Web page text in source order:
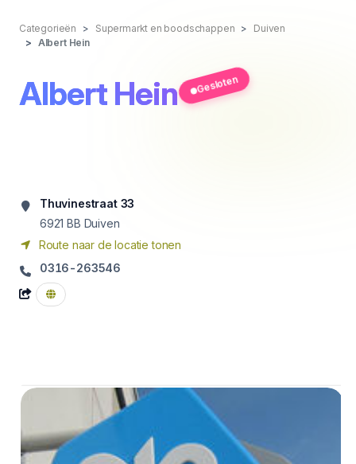
Categorieën Supermarkt en boodschappen
Duiven
Albert Hein
Albert Hein Gesloten
Thuvinestraat 33
6921 BB Duiven
Route naar de locatie tonen
0316-263546